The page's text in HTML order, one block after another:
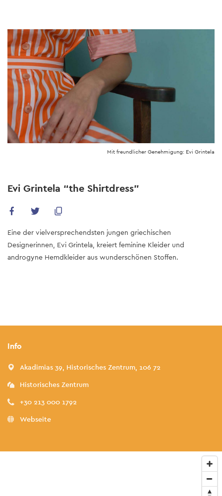
to
main
content
Mit freundlicher Genehmigung: Evi Grintela
Evi Grintela “the Shirtdress”
Eine der vielversprechendsten jungen griechischen
Designerinnen, Evi Grintela, kreiert feminine Kleider und
androgyne Hemdkleider aus wunderschönen Stoffen.
Info
Akadimias 39, Historisches Zentrum, 106 72
Historisches Zentrum
+30 213 000 1792
Webseite